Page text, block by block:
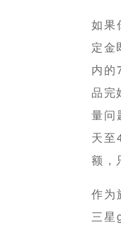
如果
定金
内的
品完
量问
天至
额，
作为
三星